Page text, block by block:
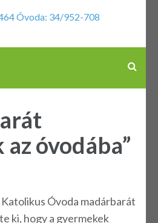
Óvoda: 34/952-708
óvodába”
Óvoda madárbarát
ki, hogy a gyermekek